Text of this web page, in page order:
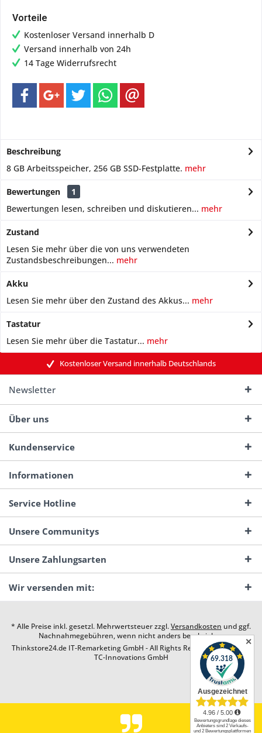
Vorteile
Kostenloser Versand innerhalb D
Versand innerhalb von 24h
14 Tage Widerrufsrecht
Beschreibung
8 GB Arbeitsspeicher, 256 GB SSD-Festplatte. mehr
Bewertungen
1
Bewertungen lesen, schreiben und diskutieren... mehr
Zustand
Lesen Sie mehr über die von uns verwendeten
Zustandsbeschreibungen... mehr
Akku
Lesen Sie mehr über den Zustand des Akkus... mehr
Tastatur
Lesen Sie mehr über die Tastatur... mehr
Kostenloser Versand innerhalb Deutschlands
Newsletter
Über uns
Kundenservice
Informationen
Service Hotline
Unsere Communitys
Unsere Zahlungsarten
Wir versenden mit:
* Alle Preise inkl. gesetzl. Mehrwertsteuer zzgl.Versandkosten und ggf.
Nachnahmegebühren, wenn nicht anders beschrieben
Thinkstore24.de IT-Remarketing GmbH - All Rights Reserved. Design by
TC-Innovations GmbH
✕